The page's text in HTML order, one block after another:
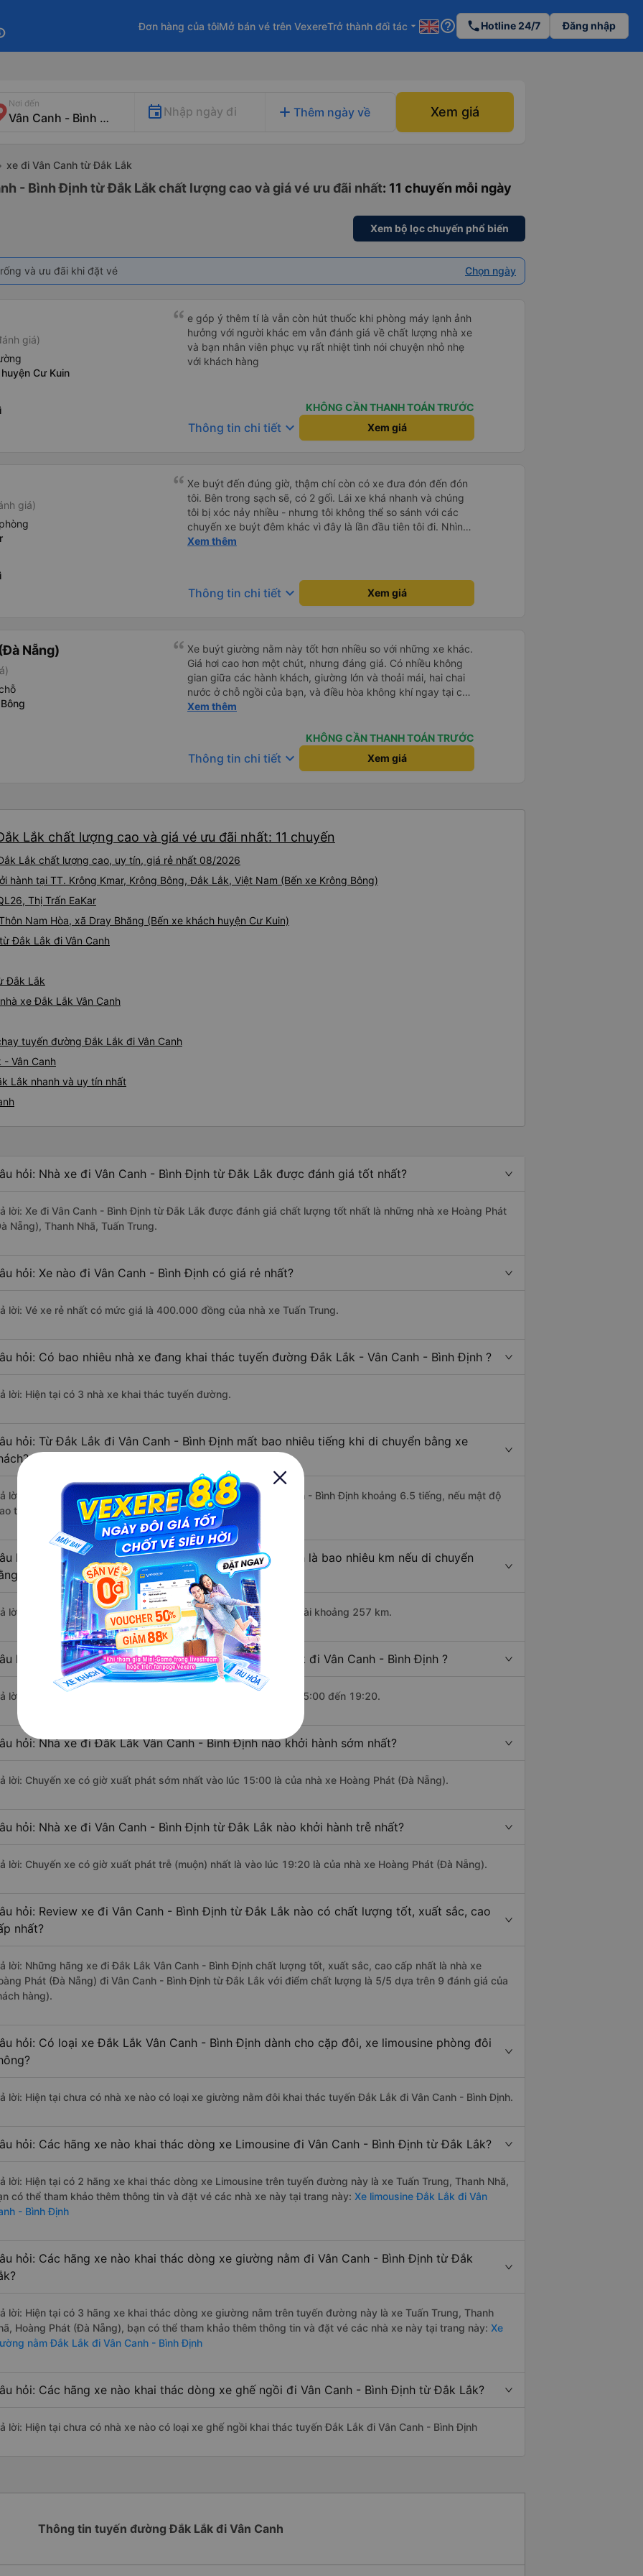
Đơn hàng của tôiMở bán vé trên VexereTrở thành đối tác arrow_drop_down help_outline phoneHotline 24/7 Đăng nhập
Nơi đến
Nhập ngày đi add Thêm ngày về Xem giá
xe đi Vân Canh từ Đắk Lắk
- Bình Định từ Đắk Lắk chất lượng cao và giá vé ưu đãi nhất: 11 chuyến mỗi ngày
Xem bộ lọc chuyến phổ biến
và ưu đãi khi đặt vé Chọn ngày
giá)
Cư Kuin
e góp ý thêm tí là vẫn còn hút thuốc khi phòng máy lạnh ảnh
hưởng với người khác em vẫn đánh giá về chất lượng nhà xe
và bạn nhân viên phục vụ rất nhiệt tình nói chuyện nhỏ nhẹ
với khách hàng
KHÔNG CẦN THANH TOÁN TRƯỚC
Thông tin chi tiết keyboard_arrow_down Xem giá
giá)
Xe buýt đến đúng giờ, thậm chí còn có xe đưa đón đến đón
tôi. Bên trong sạch sẽ, có 2 gối. Lái xe khá nhanh và chúng
tôi bị xóc nảy nhiều - nhưng tôi không thể so sánh với các
chuyến xe buýt đêm khác vì đây là lần đầu tiên tôi đi. Nhìn
chung, tôi hài lòng.
Xem thêm
Thông tin chi tiết keyboard_arrow_down Xem giá
Nẵng)
Xe buýt giường nằm này tốt hơn nhiều so với những xe khác.
Giá hơi cao hơn một chút, nhưng đáng giá. Có nhiều không
gian giữa các hành khách, giường lớn và thoải mái, hai chai
nước ở chỗ ngồi của bạn, và điều hòa không khí ngay tại chỗ
ngồi mà bạn có thể bật tắt. Nhân viên thân thiện và tài xế lái
kết nối không phải lúc nào cũng ổn định).
Xem thêm
KHÔNG CẦN THANH TOÁN TRƯỚC
Thông tin chi tiết keyboard_arrow_down Xem giá
Lắk chất lượng cao và giá vé ưu đãi nhất: 11 chuyến
Lắk chất lượng cao, uy tín, giá rẻ nhất 08/2026
hành tại TT. Krông Kmar, Krông Bông, Đắk Lắk, Việt Nam (Bến xe Krông Bông)
Thị Trấn EaKar
Nam Hòa, xã Dray Bhăng (Bến xe khách huyện Cư Kuin)
Đắk Lắk đi Vân Canh
Đắk Lắk
xe Đắk Lắk Vân Canh
tuyến đường Đắk Lắk đi Vân Canh
Vân Canh
Lắk nhanh và uy tín nhất
hỏi: Nhà xe đi Vân Canh - Bình Định từ Đắk Lắk được đánh giá tốt nhất?
lời: Xe đi Vân Canh - Bình Định từ Đắk Lắk được đánh giá chất lượng tốt nhất là những nhà xe Hoàng Phát
Nẵng), Thanh Nhã, Tuấn Trung.
hỏi: Xe nào đi Vân Canh - Bình Định có giá rẻ nhất?
lời: Vé xe rẻ nhất có mức giá là 400.000 đồng của nhà xe Tuấn Trung.
hỏi: Có bao nhiêu nhà xe đang khai thác tuyến đường Đắk Lắk - Vân Canh - Bình Định ?
lời: Hiện tại có 3 nhà xe khai thác tuyến đường.
hỏi: Từ Đắk Lắk đi Vân Canh - Bình Định mất bao nhiêu tiếng khi di chuyển bằng xe
lời: Thời gian di chuyển bằng xe khách từ Đắk Lắk đi Vân Canh - Bình Định khoảng 6.5 tiếng, nếu mật độ
thông thuận lợi.
hỏi: Khoảng cách từ Đắk Lắk đi Vân Canh - Bình Định là bao nhiêu km nếu di chuyển
xe khách?
lời: Đoạn đường đi Vân Canh - Bình Định từ Đắk Lắk có chiều dài khoảng 257 km.
hỏi: Mỗi ngày có bao nhiêu chuyến xe khách Đắk Lắk đi Vân Canh - Bình Định ?
lời: Trung bình mỗi ngày có khoảng 11 chuyến xe bắt đầu từ 15:00 đến 19:20.
hỏi: Nhà xe đi Đắk Lắk Vân Canh - Bình Định nào khởi hành sớm nhất?
lời: Chuyến xe có giờ xuất phát sớm nhất vào lúc 15:00 là của nhà xe Hoàng Phát (Đà Nẵng).
hỏi: Nhà xe đi Vân Canh - Bình Định từ Đắk Lắk nào khởi hành trễ nhất?
lời: Chuyến xe có giờ xuất phát trễ (muộn) nhất là vào lúc 19:20 là của nhà xe Hoàng Phát (Đà Nẵng).
hỏi: Review xe đi Vân Canh - Bình Định từ Đắk Lắk nào có chất lượng tốt, xuất sắc, cao
nhất?
lời: Những hãng xe đi Đắk Lắk Vân Canh - Bình Định chất lượng tốt, xuất sắc, cao cấp nhất là nhà xe
Phát (Đà Nẵng) đi Vân Canh - Bình Định từ Đắk Lắk với điểm chất lượng là 5/5 dựa trên 9 đánh giá của
hàng).
hỏi: Có loại xe Đắk Lắk Vân Canh - Bình Định dành cho cặp đôi, xe limousine phòng đôi
lời: Hiện tại chưa có nhà xe nào có loại xe giường nằm đôi khai thác tuyến Đắk Lắk đi Vân Canh - Bình Định.
hỏi: Các hãng xe nào khai thác dòng xe Limousine đi Vân Canh - Bình Định từ Đắk Lắk?
lời: Hiện tại có 2 hãng xe khai thác dòng xe Limousine trên tuyến đường này là xe Tuấn Trung, Thanh Nhã,
có thể tham khảo thêm thông tin và đặt vé các nhà xe này tại trang này: Xe limousine Đắk Lắk đi Vân
- Bình Định
hỏi: Các hãng xe nào khai thác dòng xe giường nằm đi Vân Canh - Bình Định từ Đắk
lời: Hiện tại có 3 hãng xe khai thác dòng xe giường nằm trên tuyến đường này là xe Tuấn Trung, Thanh
Hoàng Phát (Đà Nẵng), bạn có thể tham khảo thêm thông tin và đặt vé các nhà xe này tại trang này: Xe
nằm Đắk Lắk đi Vân Canh - Bình Định
hỏi: Các hãng xe nào khai thác dòng xe ghế ngồi đi Vân Canh - Bình Định từ Đắk Lắk?
lời: Hiện tại chưa có nhà xe nào có loại xe ghế ngồi khai thác tuyến Đắk Lắk đi Vân Canh - Bình Định
Thông tin tuyến đường Đắk Lắk đi Vân Canh